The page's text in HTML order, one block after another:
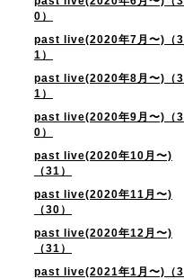
0）
past live(2020年7月〜)（3
1）
past live(2020年8月〜)（3
1）
past live(2020年9月〜)（3
0）
past live(2020年10月〜)
（31）
past live(2020年11月〜)
（30）
past live(2020年12月〜)
（31）
past live(2021年1月〜)（3